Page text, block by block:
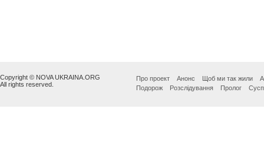
Copyright © NOVA UKRAINA.ORG
All rights reserved.
Про проект Анонс Щоб ми так жили
Подорож
Розслідування Пролог